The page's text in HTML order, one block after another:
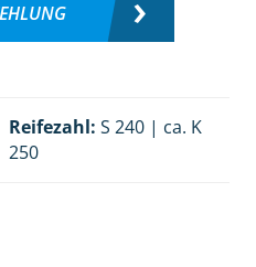
Reifezahl: S 240 | ca. K
250